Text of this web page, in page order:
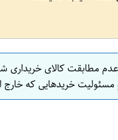
مطابقت کالای
خریدهایی که خارج